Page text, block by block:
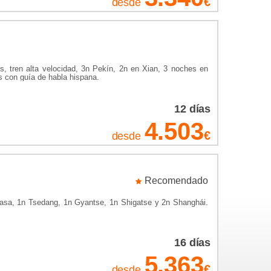
desde
tren alta velocidad, 3n Pekín, 2n en Xian, 3 noches en
con guía de habla hispana.
12 días
4.503€
desde
Recomendado
1n Tsedang, 1n Gyantse, 1n Shigatse y 2n Shanghái.
16 días
5.363